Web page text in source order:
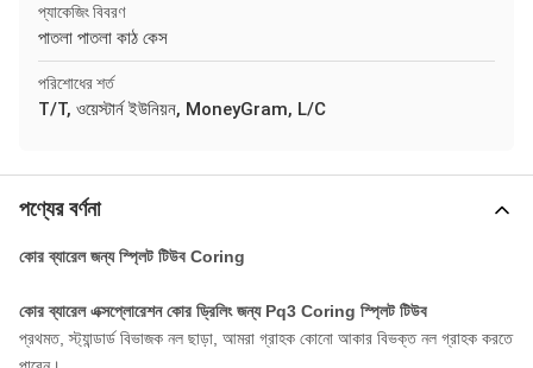
প্যাকেজিং বিবরণ
পাতলা পাতলা কাঠ কেস
পরিশোধের শর্ত
T/T, ওয়েস্টার্ন ইউনিয়ন, MoneyGram, L/C
পণ্যের বর্ণনা
কোর ব্যারেল জন্য স্প্লিট টিউব Coring
কোর ব্যারেল এক্সপ্লোরেশন কোর ড্রিলিং জন্য Pq3 Coring স্প্লিট টিউব
প্রথমত, স্ট্যান্ডার্ড বিভাজক নল ছাড়া, আমরা গ্রাহক কোনো আকার বিভক্ত নল গ্রাহক করতে